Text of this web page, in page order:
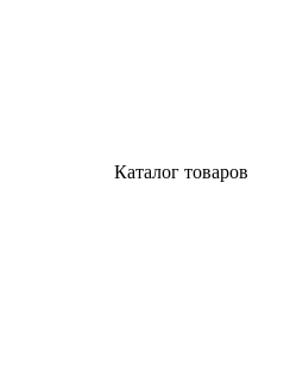
Каталог товаров